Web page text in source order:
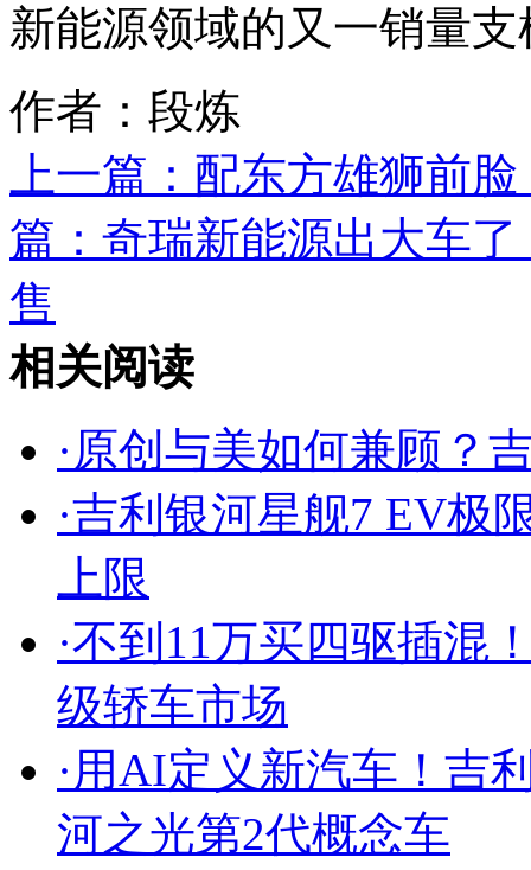
新能源领域的又一销量支
作者：段炼
上一篇： 配东方雄狮前
篇： 奇瑞新能源出大车
售
相关阅读
·原创与美如何兼顾？
·吉利银河星舰7 EV极
上限
·不到11万买四驱插混
级轿车市场
·用AI定义新汽车！吉
河之光第2代概念车